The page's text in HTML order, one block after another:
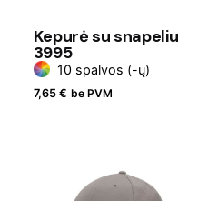
Kepurė su snapeliu
3995
10 spalvos (-ų)
7,65 € be PVM